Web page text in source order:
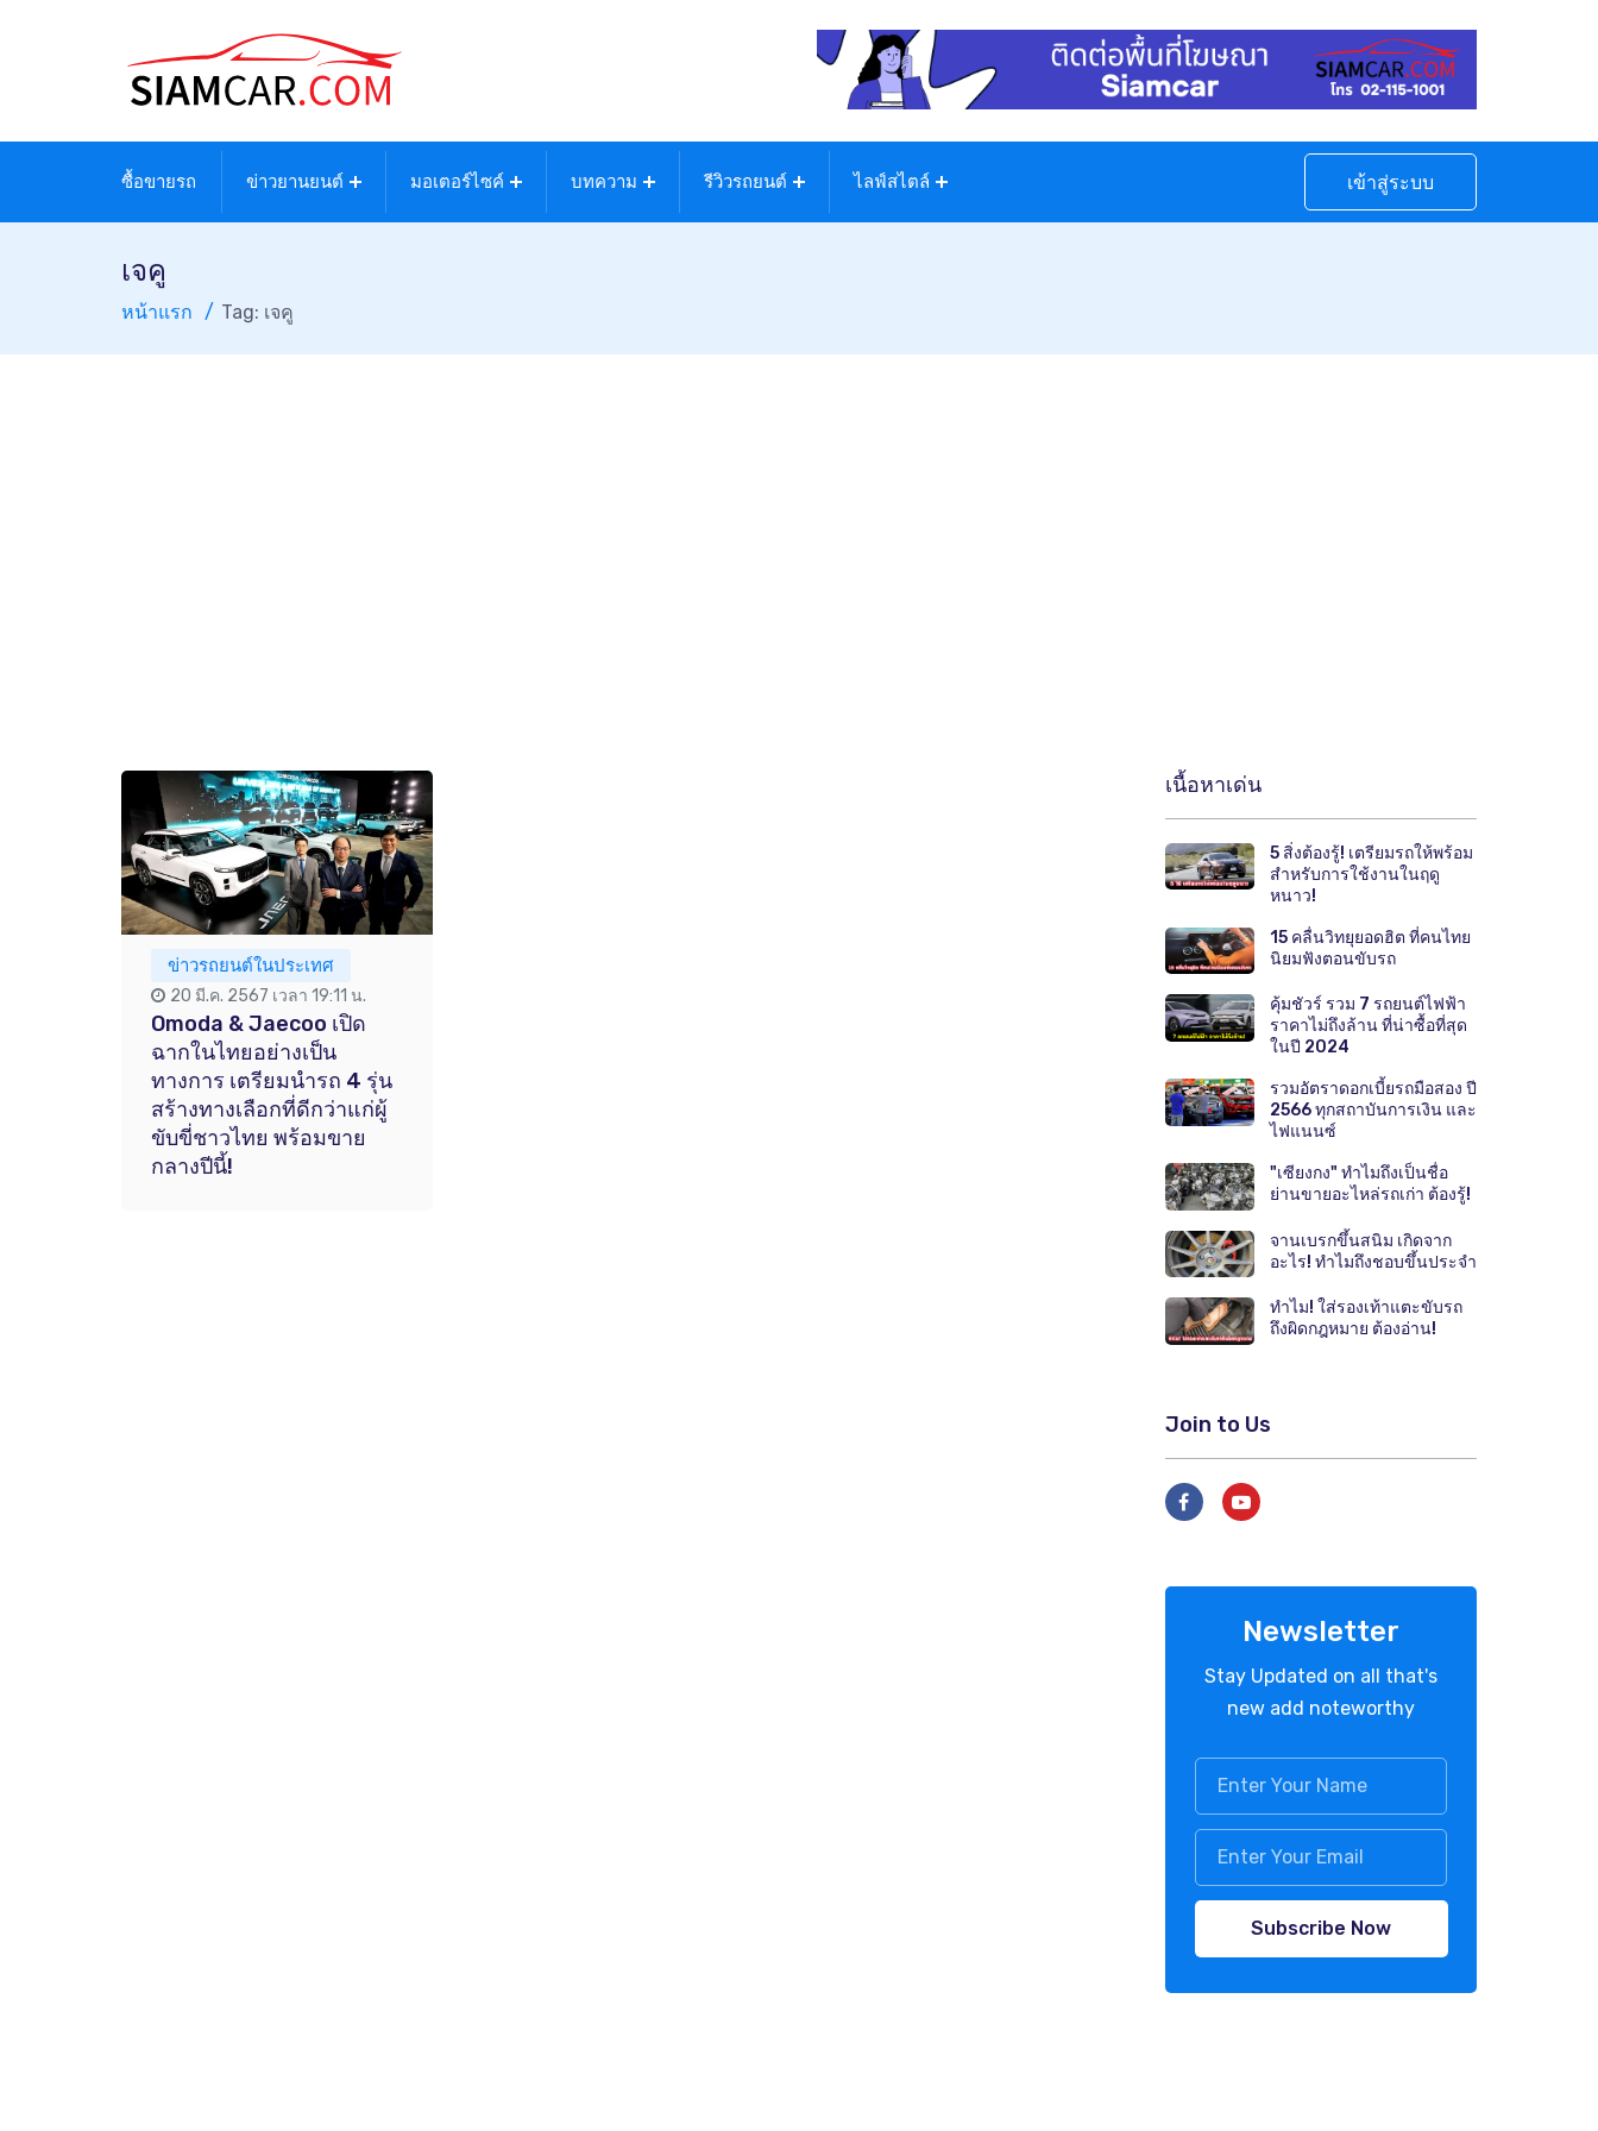
ซื้อขายรถ ข่าวยานยนต์ มอเตอร์ไซค์ บทความ รีวิวรถยนต์ ไลฟ์สไตล์ เข้าสู่ระบบ
เจคู
หน้าแรก Tag: เจคู
ข่าวรถยนต์ในประเทศ
20 มี.ค. 2567 เวลา 19:11 น.
Omoda & Jaecoo เปิด
ฉากในไทยอย่างเป็น
ทางการ เตรียมนำรถ 4 รุ่น
สร้างทางเลือกที่ดีกว่าแก่ผู้
ขับขี่ชาวไทย พร้อมขาย
กลางปีนี้!
เนื้อหาเด่น
5 สิ่งต้องรู้! เตรียมรถให้พร้อม
สำหรับการใช้งานในฤดู
หนาว!
15 คลื่นวิทยุยอดฮิต ที่คนไทย
นิยมฟังตอนขับรถ
คุ้มชัวร์ รวม 7 รถยนต์ไฟฟ้า
ราคาไม่ถึงล้าน ที่น่าซื้อที่สุด
ในปี 2024
รวมอัตราดอกเบี้ยรถมือสอง ปี
2566 ทุกสถาบันการเงิน และ
ไฟแนนซ์
"เซียงกง" ทำไมถึงเป็นชื่อ
ย่านขายอะไหล่รถเก่า ต้องรู้!
จานเบรกขึ้นสนิม เกิดจาก
อะไร! ทำไมถึงชอบขึ้นประจำ
ทำไม! ใส่รองเท้าแตะขับรถ
ถึงผิดกฎหมาย ต้องอ่าน!
Join to Us
Newsletter
Stay Updated on all that's
new add noteworthy
Subscribe Now